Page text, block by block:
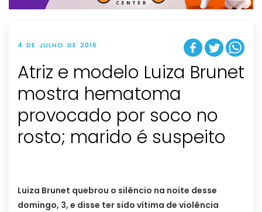
4 DE JULHO DE 2016
Atriz e modelo Luiza Brunet
mostra hematoma
provocado por soco no
rosto; marido é suspeito
Luiza Brunet quebrou o silêncio na noite desse
domingo, 3, e disse ter sido vítima de violência